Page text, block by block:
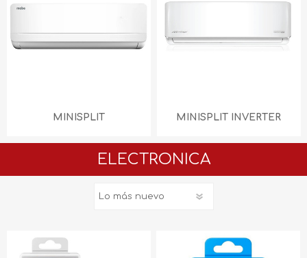
MINISPLIT MINISPLIT INVERTER
ELECTRONICA